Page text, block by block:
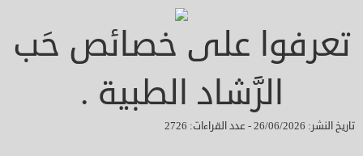
تعرفوا على خصائص حَب
الرَّشاد الطبية .
تاريخ النشر: 26/06/2026 - عدد القراءات: 2726